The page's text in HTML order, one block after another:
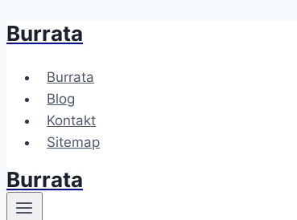
Fortsæt
indhold
Burrata
Burrata
Blog
Kontakt
Sitemap
Burrata